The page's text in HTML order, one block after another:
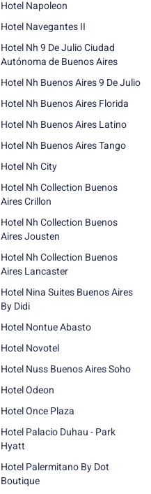
Hotel Napoleon
Hotel Navegantes II
Hotel Nh 9 De Julio Ciudad
Autónoma de Buenos Aires
Hotel Nh Buenos Aires 9 De Julio
Hotel Nh Buenos Aires Florida
Hotel Nh Buenos Aires Latino
Hotel Nh Buenos Aires Tango
Hotel Nh City
Hotel Nh Collection Buenos
Aires Crillon
Hotel Nh Collection Buenos
Aires Jousten
Hotel Nh Collection Buenos
Aires Lancaster
Hotel Nina Suites Buenos Aires
By Didi
Hotel Nontue Abasto
Hotel Novotel
Hotel Nuss Buenos Aires Soho
Hotel Odeon
Hotel Once Plaza
Hotel Palacio Duhau - Park
Hyatt
Hotel Palermitano By Dot
Boutique